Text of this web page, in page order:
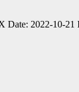
2022-10-21